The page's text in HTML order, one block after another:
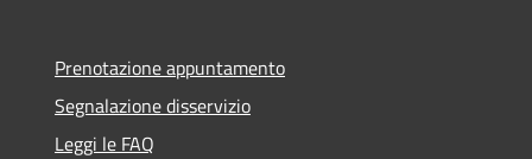
Prenotazione appuntamento
Segnalazione disservizio
Leggi le FAQ